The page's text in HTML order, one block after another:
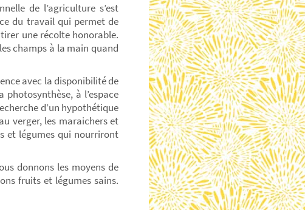
de l’agriculture s’est
du travail qui permet de
une récolte honorable.
champs à la main quand
avec la disponibilité de
photosynthèse, à l’espace
d’un hypothétique
verger, les maraichers et
et légumes qui nourriront
donnons les moyens de
fruits et légumes sains.